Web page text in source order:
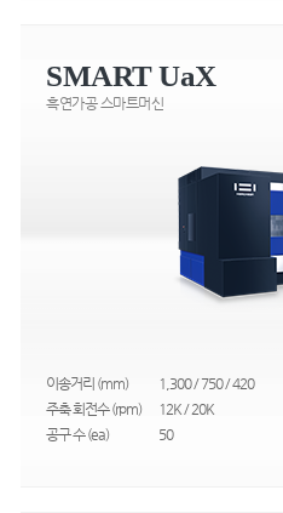
SMART UaX
흑연가공 스마트머신
이송거리 (mm)
1,300 / 750 / 420
주축 회전수 (rpm)
12K / 20K
공구 수 (ea)
50